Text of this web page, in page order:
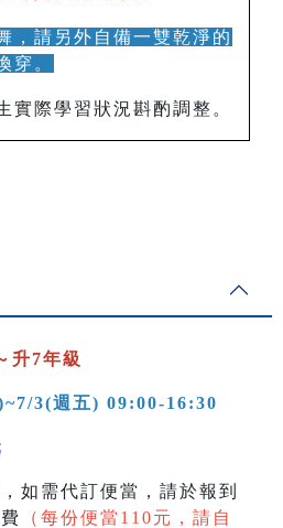
，請另外自備一雙乾淨的
穿。
實際學習狀況斟酌調整。
升7年級
3(週五) 09:00-16:30
如需代訂便當，請於報到
（每份便當110元，請自